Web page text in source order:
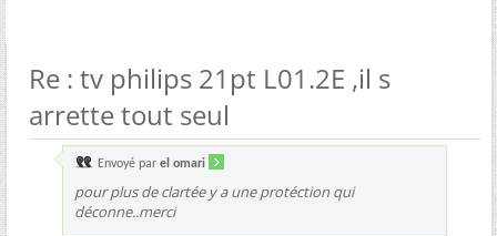
Re : tv philips 21pt L01.2E ,il s
arrette tout seul
Envoyé par el omari
pour plus de clartée y a une protéction qui
déconne..merci